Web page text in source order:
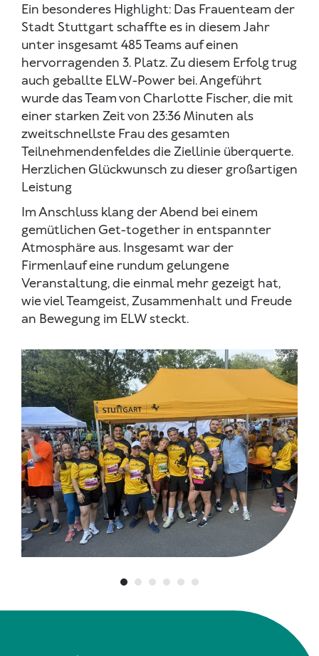
Ein besonderes Highlight: Das Frauenteam der
Stadt Stuttgart schaffte es in diesem Jahr
unter insgesamt 485 Teams auf einen
hervorragenden 3. Platz. Zu diesem Erfolg trug
auch geballte ELW-Power bei. Angeführt
wurde das Team von Charlotte Fischer, die mit
einer starken Zeit von 23:36 Minuten als
zweitschnellste Frau des gesamten
Teilnehmendenfeldes die Ziellinie überquerte.
Herzlichen Glückwunsch zu dieser großartigen
Leistung
Im Anschluss klang der Abend bei einem
gemütlichen Get-together in entspannter
Atmosphäre aus. Insgesamt war der
Firmenlauf eine rundum gelungene
Veranstaltung, die einmal mehr gezeigt hat,
wie viel Teamgeist, Zusammenhalt und Freude
an Bewegung im ELW steckt.